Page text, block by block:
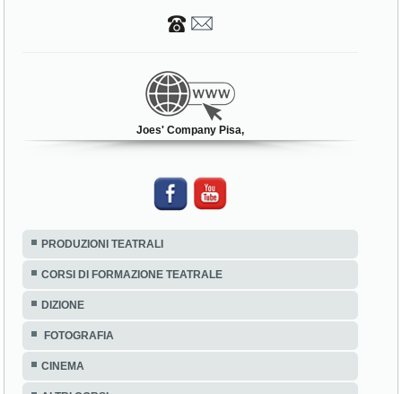
Joes' Company Pisa,
PRODUZIONI TEATRALI
CORSI DI FORMAZIONE TEATRALE
DIZIONE
FOTOGRAFIA
CINEMA